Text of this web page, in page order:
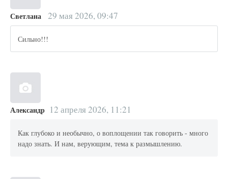
Светлана 29 мая 2026, 09:47
Сильно!!!
Александр 12 апреля 2026, 11:21
Как глубоко и необычно, о воплощении так говорить - много
надо знать. И нам, верующим, тема к размышлению.